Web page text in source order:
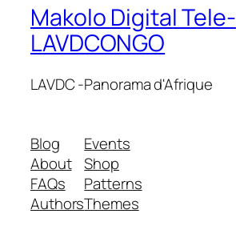
Makolo Digital Tele-
LAVDCONGO
LAVDC -Panorama d'Afrique
Blog
About
FAQs
Authors
Events
Shop
Patterns
Themes